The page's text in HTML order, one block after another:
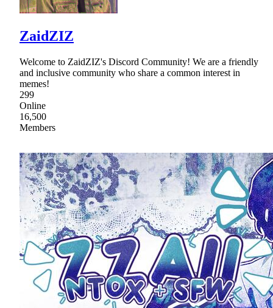
ZaidZIZ
Welcome to ZaidZIZ's Discord Community! We are a friendly
and inclusive community who share a common interest in
memes!
299
Online
16,500
Members